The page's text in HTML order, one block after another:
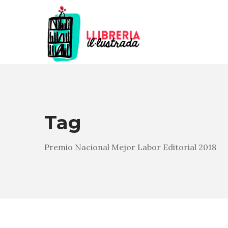
Tag
Premio Nacional Mejor Labor Editorial 2018